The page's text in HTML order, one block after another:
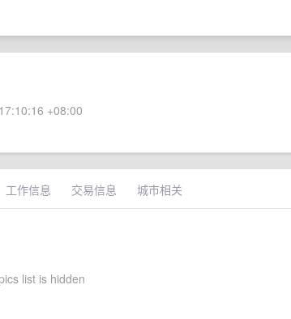
+08:00
工作信息 交易信息 城市相关
list is hidden